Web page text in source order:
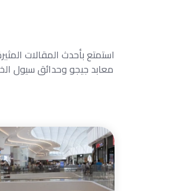
استمتع بأحدث المقالات
معابد جيجو وحدائق سيول